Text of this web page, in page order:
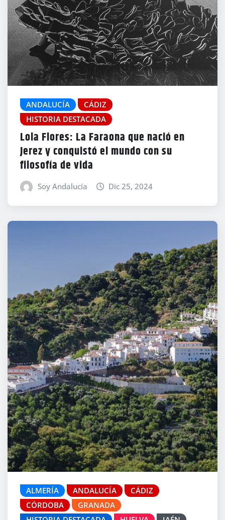
ANDALUCÍA
CÁDIZ
HISTORIA DESTACADA
Lola Flores: La Faraona que nació en
Jerez y conquistó el mundo con su
filosofía de vida
Soy Andalucía Dic 25, 2024
ALMERÍA ANDALUCÍA
CÁDIZ
CÓRDOBA
GRANADA